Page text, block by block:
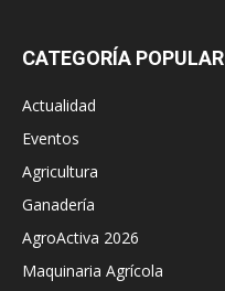
CATEGORÍA POPULAR
Actualidad
Eventos
Agricultura
Ganadería
AgroActiva 2026
Maquinaria Agrícola